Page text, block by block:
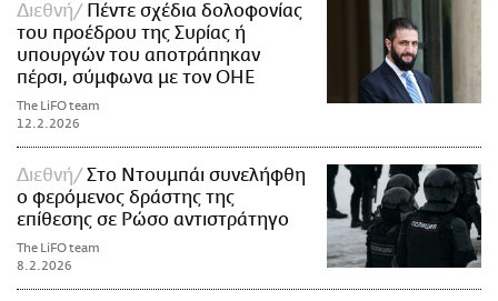
Διεθνή
Πέντε σχέδια δολοφονίας
του προέδρου της Συρίας ή
υπουργών του αποτράπηκαν
πέρσι, σύμφωνα με τον ΟΗΕ
The LiFO team
12.2.2026
Διεθνή
Στο Ντουμπάι συνελήφθη
ο φερόμενος δράστης της
επίθεσης σε Ρώσο αντιστράτηγο
The LiFO team
8.2.2026